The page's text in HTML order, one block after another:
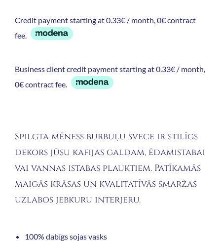
Credit payment starting at 0.33€ / month, 0€ contract
fee.
Business client credit payment starting at 0.33€ / month,
0€ contract fee.
Spilgta mēness burbuļu svece ir stilīgs
dekors jūsu kafijas galdam, ēdamistabai
vai vannas istabas plauktiem. Patīkamās
maigās krāsas un kvalitatīvās smaržas
uzlabos jebkuru interjeru.
100% dabīgs sojas vasks